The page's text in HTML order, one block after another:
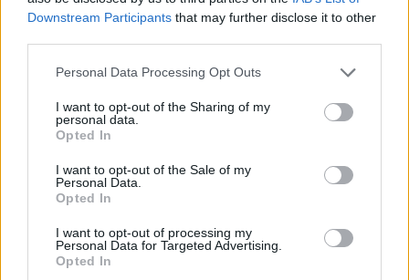
Downstream Participants that may further disclose it to other
Personal Data Processing Opt Outs
I want to opt-out of the Sharing of my
personal data.
Opted In
I want to opt-out of the Sale of my
Personal Data.
Opted In
I want to opt-out of processing my
Personal Data for Targeted Advertising.
Opted In
Dupla que tentou assaltar
ourivesaria começa a ser
julgada na 2.ª-feira
Décio tem novo single com
nova editora intitulado
“ESTOU AQUI”
ARTIGOS RELACIONADOS